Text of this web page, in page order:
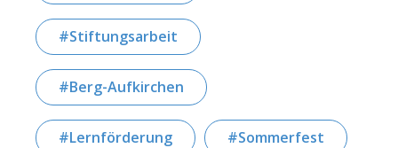
Stiftungsarbeit
Berg-Aufkirchen
Lernförderung Sommerfest